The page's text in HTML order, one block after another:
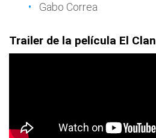
Gabo Correa
Trailer de la película El Clan